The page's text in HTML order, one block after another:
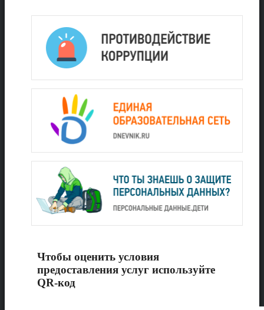
Чтобы оценить условия
предоставления услуг используйте
QR-код